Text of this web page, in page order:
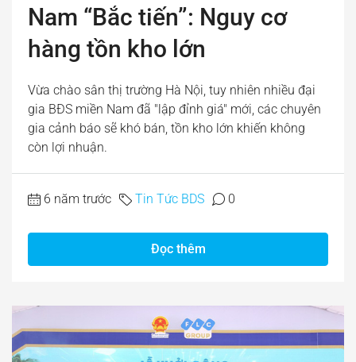
Nam “Bắc tiến”: Nguy cơ
hàng tồn kho lớn
Vừa chào sân thị trường Hà Nội, tuy nhiên nhiều đại
gia BĐS miền Nam đã "lập đỉnh giá" mới, các chuyên
gia cảnh báo sẽ khó bán, tồn kho lớn khiến không
còn lợi nhuận.
6 năm trước Tin Tức BDS 0
Đọc thêm